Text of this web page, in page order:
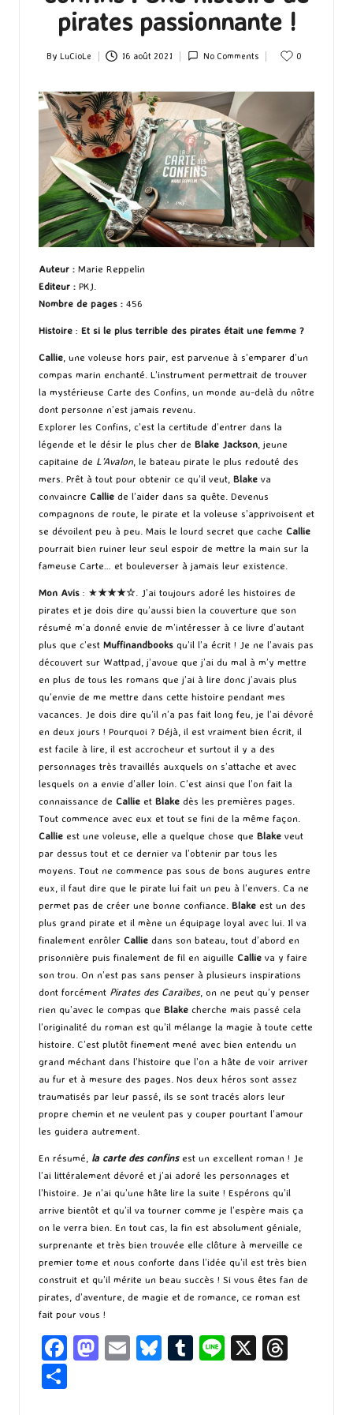
pirates passionnante !
Posted
By LuCioLe 16 août 2021 No Comments 0
Auteur : Marie Reppelin
Editeur : PKJ.
Nombre de pages : 456
Histoire : Et si le plus terrible des pirates était une femme ?
Callie, une voleuse hors pair, est parvenue à s’emparer d’un
compas marin enchanté. L’instrument permettrait de trouver
la mystérieuse Carte des Confins, un monde au-delà du nôtre
dont personne n’est jamais revenu.
Explorer les Confins, c’est la certitude d’entrer dans la
légende et le désir le plus cher de Blake Jackson, jeune
capitaine de L’Avalon, le bateau pirate le plus redouté des
mers. Prêt à tout pour obtenir ce qu’il veut, Blake va
convaincre Callie de l’aider dans sa quête. Devenus
compagnons de route, le pirate et la voleuse s’apprivoisent et
se dévoilent peu à peu. Mais le lourd secret que cache Callie
pourrait bien ruiner leur seul espoir de mettre la main sur la
fameuse Carte… et bouleverser à jamais leur existence.
Mon Avis : ★★★★☆. J’ai toujours adoré les histoires de
pirates et je dois dire qu’aussi bien la couverture que son
résumé m’a donné envie de m’intéresser à ce livre d’autant
plus que c’est Muffinandbooks qu’il l’a écrit ! Je ne l’avais pas
découvert sur Wattpad, j’avoue que j’ai du mal à m’y mettre
en plus de tous les romans que j’ai à lire donc j’avais plus
qu’envie de me mettre dans cette histoire pendant mes
vacances. Je dois dire qu’il n’a pas fait long feu, je l’ai dévoré
en deux jours ! Pourquoi ? Déjà, il est vraiment bien écrit, il
est facile à lire, il est accrocheur et surtout il y a des
personnages très travaillés auxquels on s’attache et avec
lesquels on a envie d’aller loin. C’est ainsi que l’on fait la
connaissance de Callie et Blake dès les premières pages.
Tout commence avec eux et tout se fini de la même façon.
Callie est une voleuse, elle a quelque chose que Blake veut
par dessus tout et ce dernier va l’obtenir par tous les
moyens. Tout ne commence pas sous de bons augures entre
eux, il faut dire que le pirate lui fait un peu à l’envers. Ca ne
permet pas de créer une bonne confiance. Blake est un des
plus grand pirate et il mène un équipage loyal avec lui. Il va
finalement enrôler Callie dans son bateau, tout d’abord en
prisonnière puis finalement de fil en aiguille Callie va y faire
son trou. On n’est pas sans penser à plusieurs inspirations
dont forcément Pirates des Caraïbes, on ne peut qu’y penser
rien qu’avec le compas que Blake cherche mais passé cela
l’originalité du roman est qu’il mélange la magie à toute cette
histoire. C’est plutôt finement mené avec bien entendu un
grand méchant dans l’histoire que l’on a hâte de voir arriver
au fur et à mesure des pages. Nos deux héros sont assez
traumatisés par leur passé, ils se sont tracés alors leur
propre chemin et ne veulent pas y couper pourtant l’amour
les guidera autrement.
En résumé, la carte des confinsest un excellent roman ! Je
l’ai littéralement dévoré et j’ai adoré les personnages et
l’histoire. Je n’ai qu’une hâte lire la suite ! Espérons qu’il
arrive bientôt et qu’il va tourner comme je l’espère mais ça
on le verra bien. En tout cas, la fin est absolument géniale,
surprenante et très bien trouvée elle clôture à merveille ce
premier tome et nous conforte dans l’idée qu’il est très bien
construit et qu’il mérite un beau succès ! Si vous êtes fan de
pirates, d’aventure, de magie et de romance, ce roman est
fait pour vous !
Fa M E
Bl T
Li X